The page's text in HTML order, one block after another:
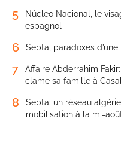
5
Núcleo Nacional, le
espagnol
6 Sebta, paradoxes
7
Affaire Abderrahim
clame sa famille à
8
Sebta: un réseau
mobilisation à la mi-